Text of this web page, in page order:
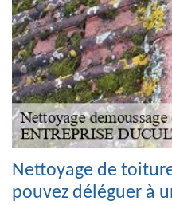
Nettoyage de
pouvez déléguer à